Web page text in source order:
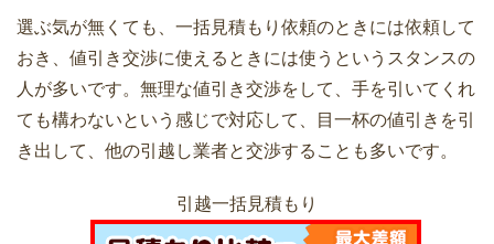
単身での引越料金の相場と安くするため
のポイント
引越しの時の不用品・粗大ごみ処分の7
生したケースと防ぐ方法
引っ越し後の挨拶はどんな服装で訪問す
電話で見積もり依頼すると引越し費用が
高くなる理由
夢の一戸建て購入！マンションから引っ
選ぶ気が無くても、一括見積もり依頼のときには依頼して
おき、値引き交渉に使えるときには使うというスタンスの
人が多いです。無理な値引き交渉をして、手を引いてくれ
ても構わないという感じで対応して、目一杯の値引きを引
き出して、他の引越し業者と交渉することも多いです。
引越一括見積もり